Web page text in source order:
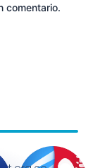
comentario.